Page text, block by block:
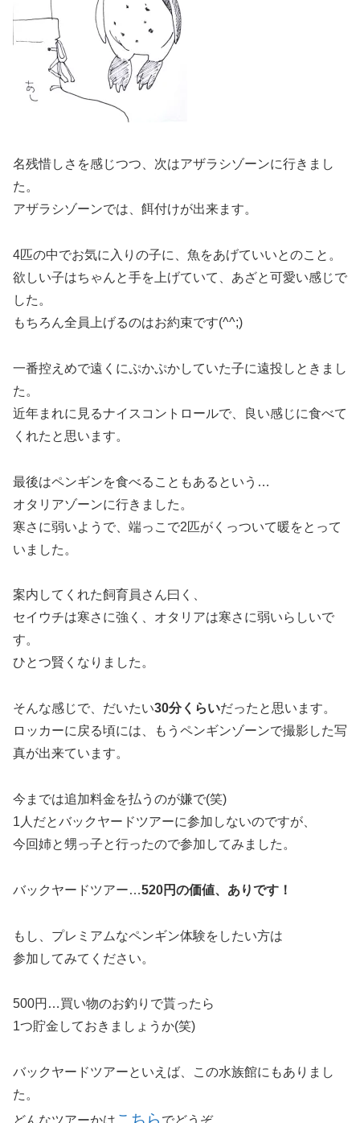
名残惜しさを感じつつ、次はアザラシゾーンに行きまし
た。
アザラシゾーンでは、餌付けが出来ます。
4匹の中でお気に入りの子に、魚をあげていいとのこと。
欲しい子はちゃんと手を上げていて、あざと可愛い感じで
した。
もちろん全員上げるのはお約束です(^^;)
一番控えめで遠くにぷかぷかしていた子に遠投しときまし
た。
近年まれに見るナイスコントロールで、良い感じに食べて
くれたと思います。
最後はペンギンを食べることもあるという…
オタリアゾーンに行きました。
寒さに弱いようで、端っこで2匹がくっついて暖をとって
いました。
案内してくれた飼育員さん曰く、
セイウチは寒さに強く、オタリアは寒さに弱いらしいで
す。
ひとつ賢くなりました。
そんな感じで、だいたい30分くらいだったと思います。
ロッカーに戻る頃には、もうペンギンゾーンで撮影した写
真が出来ています。
今までは追加料金を払うのが嫌で(笑)
1人だとバックヤードツアーに参加しないのですが、
今回姉と甥っ子と行ったので参加してみました。
バックヤードツアー…520円の価値、ありです！
もし、プレミアムなペンギン体験をしたい方は
参加してみてください。
500円…買い物のお釣りで貰ったら
1つ貯金しておきましょうか(笑)
バックヤードツアーといえば、この水族館にもありまし
た。
こちら